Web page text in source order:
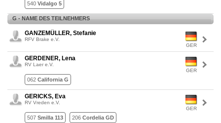
540 Vidalgo 5
G - NAME DES TEILNEHMERS
GER
GANZEMÜLLER, Stefanie
RFV Brake e.V.
GER
GERDENER, Lena
RV Laer e.V.
062 California G
GER
GERICKS, Eva
RV Vreden e.V.
507 Smilla 113 206 Cordelia GD